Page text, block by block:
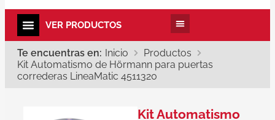
Te encuentras en: Inicio
Productos
Kit Automatismo de Hörmann para puertas
correderas LineaMatic 4511320
Kit Automatismo